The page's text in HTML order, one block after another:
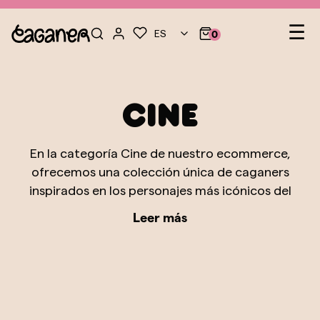
☰
ES 0
Cine
En la categoría Cine de nuestro ecommerce,
ofrecemos una colección única de caganers
inspirados en los personajes más icónicos del
esencia y el carisma de las figuras más queridas
Leer más